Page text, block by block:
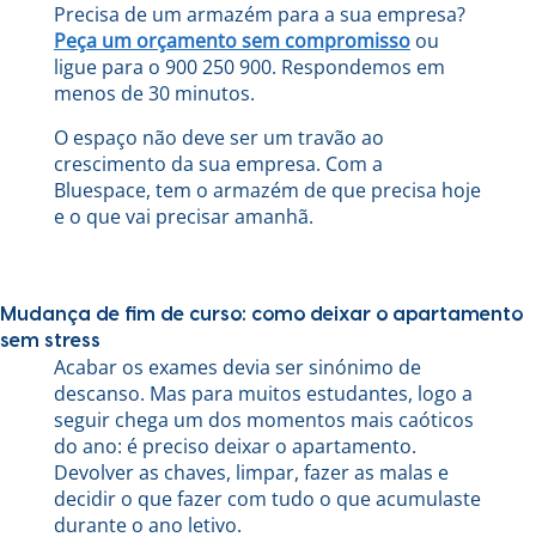
Precisa de um armazém para a sua empresa?
Peça um orçamento sem compromisso ou
ligue para o 900 250 900. Respondemos em
menos de 30 minutos.
O espaço não deve ser um travão ao
crescimento da sua empresa. Com a
Bluespace, tem o armazém de que precisa hoje
e o que vai precisar amanhã.
Mudança de fim de curso: como deixar o apartamento
sem stress
Acabar os exames devia ser sinónimo de
descanso. Mas para muitos estudantes, logo a
seguir chega um dos momentos mais caóticos
do ano: é preciso deixar o apartamento.
Devolver as chaves, limpar, fazer as malas e
decidir o que fazer com tudo o que acumulaste
durante o ano letivo.